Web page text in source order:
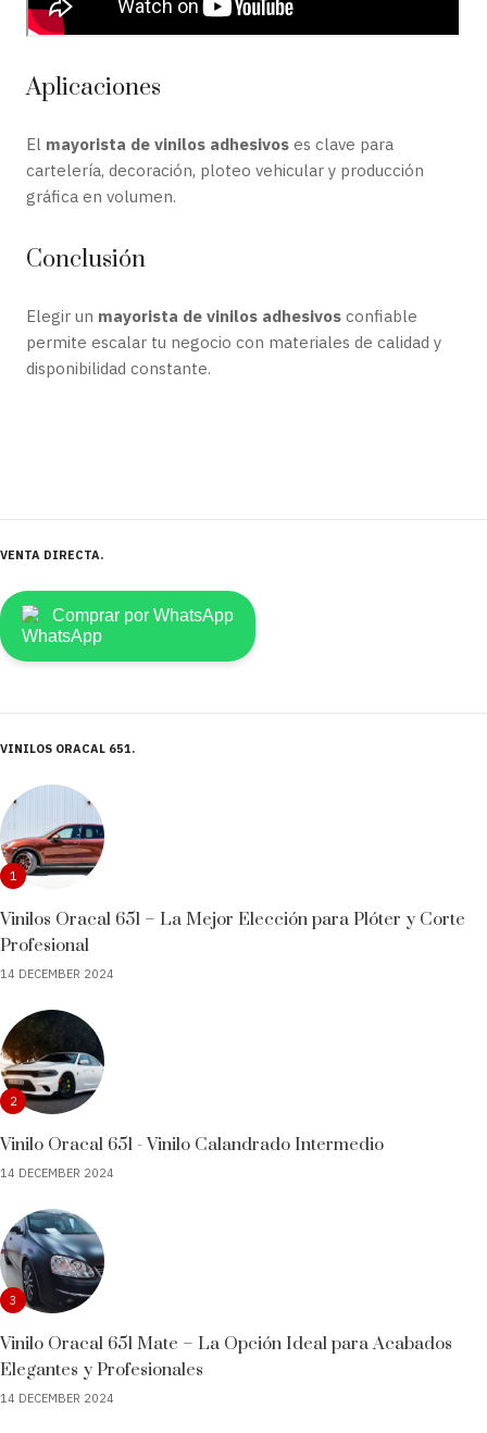
Aplicaciones
El mayorista de vinilos adhesivos es clave para
cartelería, decoración, ploteo vehicular y producción
gráfica en volumen.
Conclusión
Elegir un mayorista de vinilos adhesivos confiable
permite escalar tu negocio con materiales de calidad y
disponibilidad constante.
VENTA DIRECTA
Comprar por WhatsApp
VINILOS ORACAL 651
1
Vinilos Oracal 651 – La Mejor Elección para Plóter y Corte
Profesional
14 DECEMBER 2024
2
Vinilo Oracal 651 - Vinilo Calandrado Intermedio
14 DECEMBER 2024
3
Vinilo Oracal 651 Mate – La Opción Ideal para Acabados
Elegantes y Profesionales
14 DECEMBER 2024